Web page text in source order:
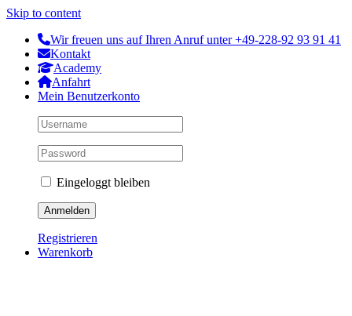
Skip to content
Wir freuen uns auf Ihren Anruf unter +49-228-92 93 91 41
Kontakt
Academy
Anfahrt
Mein Benutzerkonto
Eingeloggt bleiben
Registrieren
Warenkorb